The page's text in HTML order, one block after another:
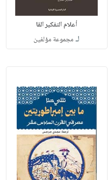
أعلام التفكير القا
لـ مجموعة مؤلفين